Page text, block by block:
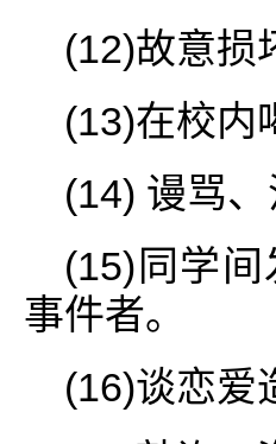
(12)故意损
(13)在校内
(14) 谩骂、
(15)同学
事件者。
(16)谈恋爱